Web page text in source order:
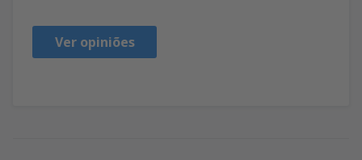
Ver opiniões